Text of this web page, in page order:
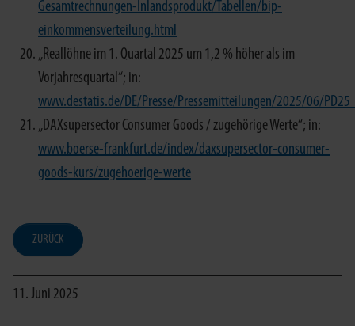
Gesamtrechnungen-Inlandsprodukt/Tabellen/bip-
einkommensverteilung.html
„Reallöhne im 1. Quartal 2025 um 1,2 % höher als im
Vorjahresquartal“; in:
www.destatis.de/DE/Presse/Pressemitteilungen/2025/06/
„DAXsupersector Consumer Goods / zugehörige Werte“; in:
www.boerse-frankfurt.de/index/daxsupersector-consumer-
goods-kurs/zugehoerige-werte
ZURÜCK
11. Juni 2025